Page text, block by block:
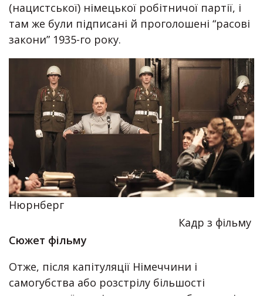
(нацистської) німецької робітничої партії, і
там же були підписані й проголошені “расові
закони” 1935-го року.
Нюрнберг
Кадр з фільму
Сюжет фільму
Отже, після капітуляції Німеччини і
самогубства або розстрілу більшості